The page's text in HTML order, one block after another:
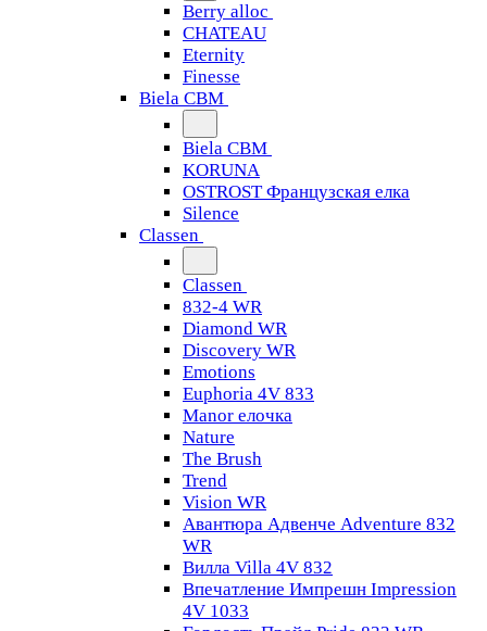
Berry alloc
CHATEAU
Eternity
Finesse
Biela CBM
Biela CBM
KORUNA
OSTROST Французская елка
Silence
Classen
Classen
832-4 WR
Diamond WR
Discovery WR
Emotions
Euphoria 4V 833
Manor елочка
Nature
The Brush
Trend
Vision WR
Авантюра Адвенче Adventure 832
WR
Вилла Villa 4V 832
Впечатление Импрешн Impression
4V 1033